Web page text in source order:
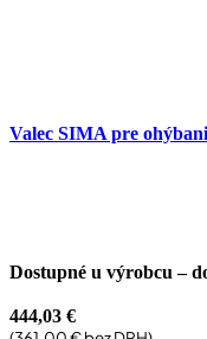
Valec SIMA pre
Dostupné u výrobcu –
444,03 €